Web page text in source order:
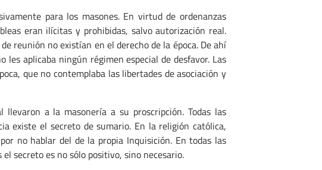
para los masones. En virtud de ordenanzas
eran ilícitas y prohibidas, salvo autorización real.
reunión no existían en el derecho de la época. De ahí
aplicaba ningún régimen especial de desfavor. Las
que no contemplaba las libertades de asociación y
a la masonería a su proscripción. Todas las
existe el secreto de sumario. En la religión católica,
no hablar del de la propia Inquisición. En todas las
secreto es no sólo positivo, sino necesario.